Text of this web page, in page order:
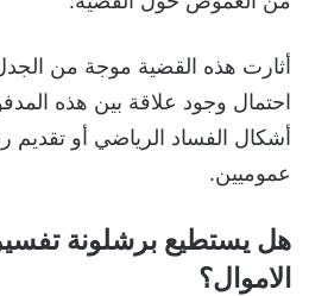
أثارت هذه القضية موجة من
احتمال وجود علاقة بين هذه
أشكال الفساد الرياضي أو
عموميين.
هل يستطيع برشلونة
الاموال؟